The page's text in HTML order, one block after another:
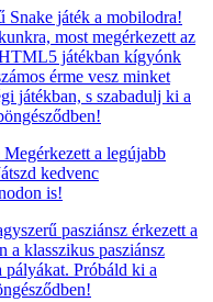
Snake játék a mobilodra!
most megérkezett az
játékban kígyónk
érme vesz minket
játékban, s szabadulj ki a
Megérkezett a legújabb
kedvenc
is!
pasziánsz érkezett a
klasszikus pasziánsz
Próbáld ki a